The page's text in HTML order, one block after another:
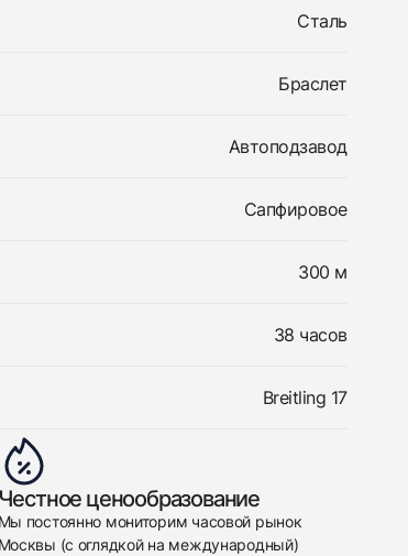
Сталь
Браслет
Автоподзавод
Сапфировое
300 м
38 часов
Breitling 17
Честное ценообразование
Мы постоянно мониторим часовой рынок
Москвы (с оглядкой на международный)